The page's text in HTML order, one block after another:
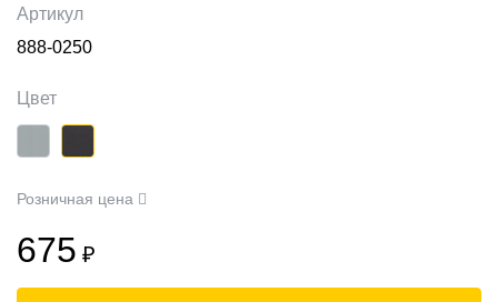
Артикул
888-0250
Цвет
Розничная цена
675 ₽